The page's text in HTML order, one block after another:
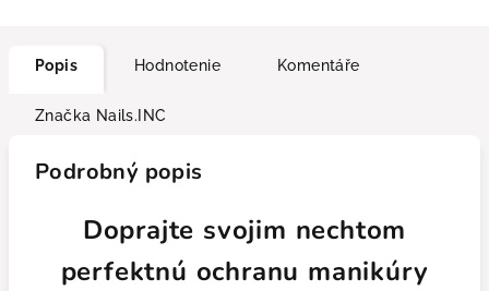
Popis Hodnotenie Komentáře
Značka Nails.INC
Podrobný popis
Doprajte svojim nechtom
perfektnú ochranu manikúry